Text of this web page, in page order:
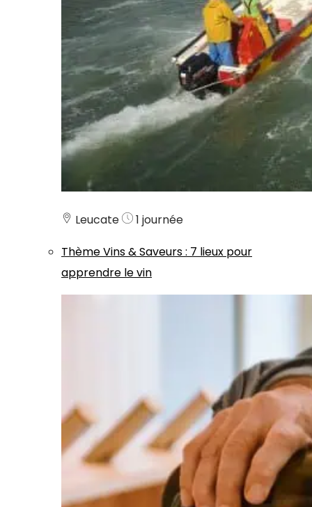
Leucate
1 journée
ThèmeVins & Saveurs: 7 lieux pour
apprendre le vin